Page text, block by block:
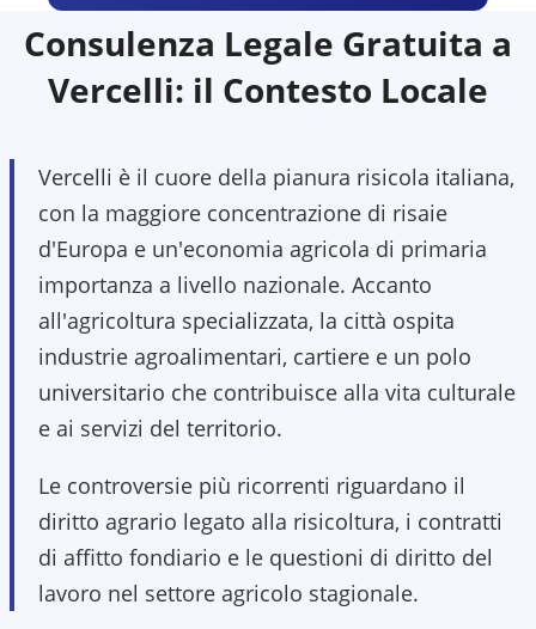
Consulenza Legale Gratuita a
Vercelli: il Contesto Locale
Vercelli è il cuore della pianura risicola italiana,
con la maggiore concentrazione di risaie
d'Europa e un'economia agricola di primaria
importanza a livello nazionale. Accanto
all'agricoltura specializzata, la città ospita
industrie agroalimentari, cartiere e un polo
universitario che contribuisce alla vita culturale
e ai servizi del territorio.
Le controversie più ricorrenti riguardano il
diritto agrario legato alla risicoltura, i contratti
di affitto fondiario e le questioni di diritto del
lavoro nel settore agricolo stagionale.